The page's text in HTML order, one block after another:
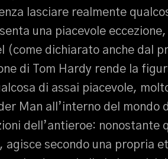
lasciare realmente
una piacevole
(come dichiarato anche dal
di Tom Hardy rende la
di assai piacevole,
Man all’interno del mondo
dell’antieroe: nonostante
agisce secondo una propria